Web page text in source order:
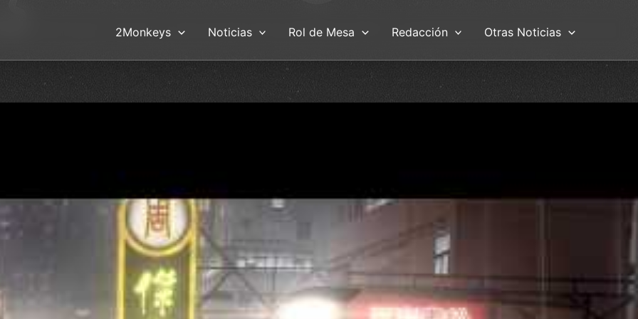
2Monkeys Noticias Rol de Mesa Redacción Otras Noticias